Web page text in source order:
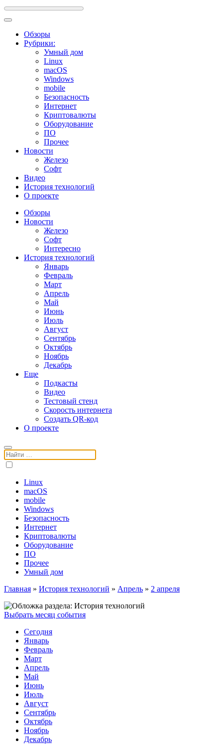
Обзоры
Рубрики:
Умный дом
Linux
macOS
Windows
mobile
Безопасность
Интернет
Криптовалюты
Оборудование
ПО
Прочее
Новости
Железо
Софт
Видео
История технологий
О проекте
Обзоры
Новости
Железо
Софт
Интересно
История технологий
Январь
Февраль
Март
Апрель
Май
Июнь
Июль
Август
Сентябрь
Октябрь
Ноябрь
Декабрь
Еще
Подкасты
Видео
Тестовый стенд
Скорость интернета
Создать QR-код
О проекте
Поиск:
Linux
macOS
mobile
Windows
Безопасность
Интернет
Криптовалюты
Оборудование
ПО
Прочее
Умный дом
Главная » История технологий » Апрель » 2 апреля
Выбрать месяц события
Сегодня
Январь
Февраль
Март
Апрель
Май
Июнь
Июль
Август
Сентябрь
Октябрь
Ноябрь
Декабрь